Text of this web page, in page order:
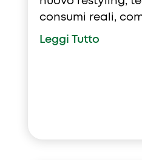
consumi reali,
Leggi Tutto